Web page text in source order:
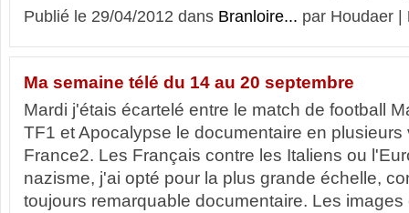
Publié le 29/04/2012 dans Branloire... par Houdaer |
Ma semaine télé du 14 au 20 septembre
Mardi j'étais écartelé entre le match de football
TF1 et Apocalypse le documentaire en plusieurs
France2. Les Français contre les Italiens ou
nazisme, j'ai opté pour la plus grande échelle,
toujours remarquable documentaire. Les